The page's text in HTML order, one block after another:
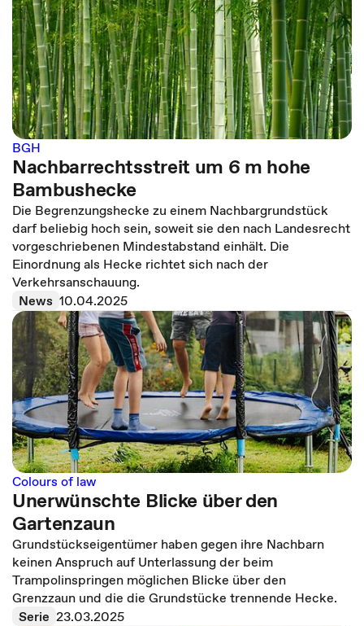
BGH
Nachbarrechtsstreit um 6 m hohe
Bambushecke
Die Begrenzungshecke zu einem Nachbargrundstück
darf beliebig hoch sein, soweit sie den nach Landesrecht
vorgeschriebenen Mindestabstand einhält. Die
Einordnung als Hecke richtet sich nach der
Verkehrsanschauung.
News 10.04.2025
Colours of law
Unerwünschte Blicke über den
Gartenzaun
Grundstückseigentümer haben gegen ihre Nachbarn
keinen Anspruch auf Unterlassung der beim
Trampolinspringen möglichen Blicke über den
Grenzzaun und die die Grundstücke trennende Hecke.
Serie 23.03.2025